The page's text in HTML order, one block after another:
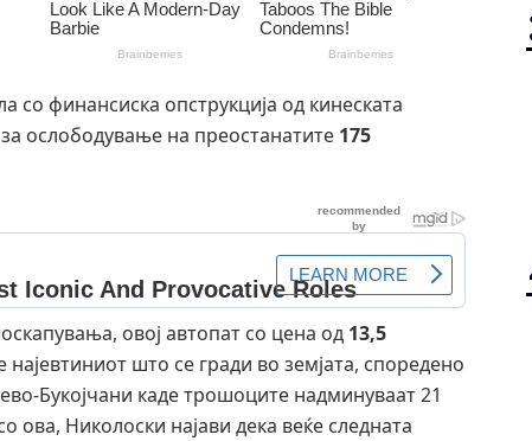
со финансиска опструкција од кинеската
ослободување на преостанатите 175
овој автопат со цена од 13,5
најевтиниот што се гради во земјата, споредено
Букојчани каде трошоците надминуваат 21
Николоски најави дека веќе следната